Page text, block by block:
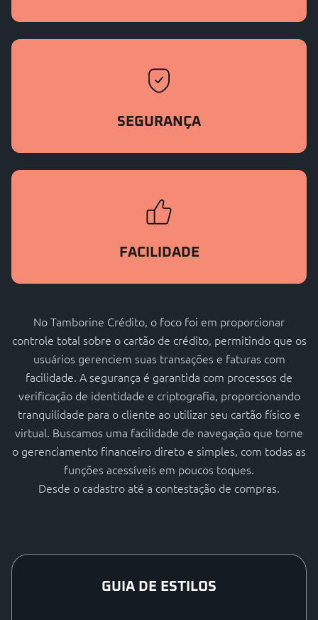
SEGURANÇA
FACILIDADE
No Tamborine Crédito, o foco foi em proporcionar
controle total sobre o cartão de crédito, permitindo que os
usuários gerenciem suas transações e faturas com
facilidade. A segurança é garantida com processos de
verificação de identidade e criptografia, proporcionando
tranquilidade para o cliente ao utilizar seu cartão físico e
virtual. Buscamos uma facilidade de navegação que torne
o gerenciamento financeiro direto e simples, com todas as
funções acessíveis em poucos toques.
Desde o cadastro até a contestação de compras.
GUIA DE ESTILOS